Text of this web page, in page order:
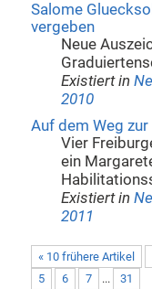
Salome
vergeben
Neue
Existiert in
2010
Auf dem Weg
Vier
ein
Existiert in
2011
« 10 frühere Artikel
5
6 7 ... 31